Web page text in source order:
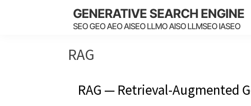
GENERATIVE SEARCH ENGINE
SEO GEO AEO AISEO LLMO AISO LLMSEO IASEO
RAG
RAG — Retrieval-Augmented